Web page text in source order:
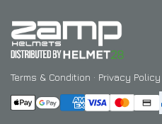
Terms & Condition · Privacy Policy